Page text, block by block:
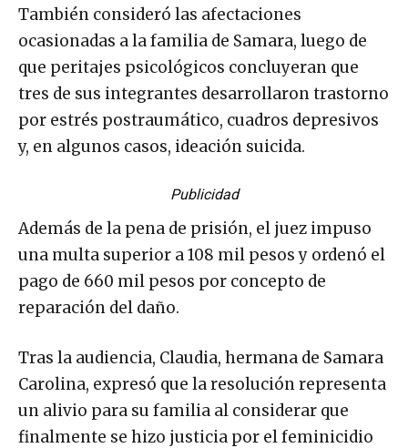
También consideró las afectaciones
ocasionadas a la familia de Samara, luego de
que peritajes psicológicos concluyeran que
tres de sus integrantes desarrollaron trastorno
por estrés postraumático, cuadros depresivos
y, en algunos casos, ideación suicida.
Publicidad
Además de la pena de prisión, el juez impuso
una multa superior a 108 mil pesos y ordenó el
pago de 660 mil pesos por concepto de
reparación del daño.
Tras la audiencia, Claudia, hermana de Samara
Carolina, expresó que la resolución representa
un alivio para su familia al considerar que
finalmente se hizo justicia por el feminicidio